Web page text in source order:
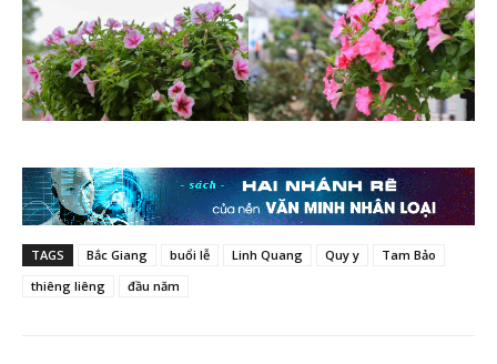
TAGS Bắc Giang buổi lễ Linh Quang Quy y
Tam Bảo
thiêng liêng
đầu năm